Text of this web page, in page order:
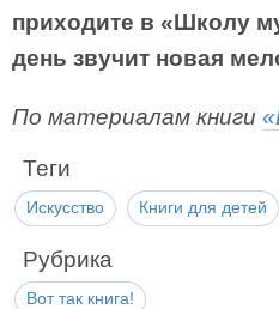
приходите в «Школу
день звучит новая
По материалам книги
Теги
Искусство Книги для детей
Рубрика
Вот так книга!